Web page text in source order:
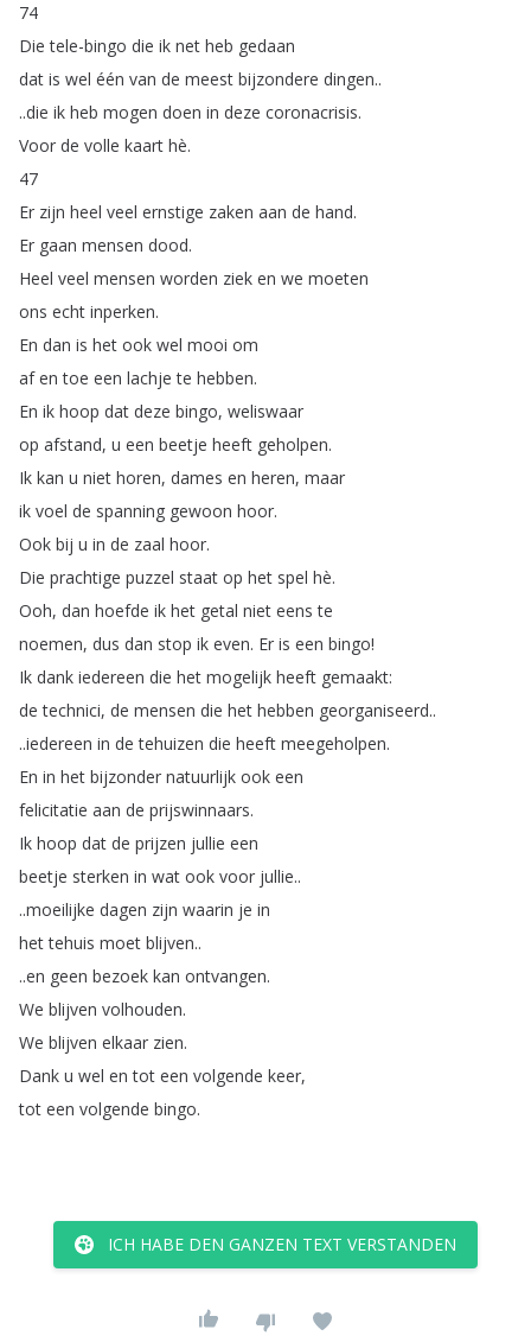
74
Die tele-bingo die ik net heb gedaan
dat is wel één van de meest bijzondere dingen..
..die ik heb mogen doen in deze coronacrisis.
Voor de volle kaart hè.
47
Er zijn heel veel ernstige zaken aan de hand.
Er gaan mensen dood.
Heel veel mensen worden ziek en we moeten
ons echt inperken.
En dan is het ook wel mooi om
af en toe een lachje te hebben.
En ik hoop dat deze bingo, weliswaar
op afstand, u een beetje heeft geholpen.
Ik kan u niet horen, dames en heren, maar
ik voel de spanning gewoon hoor.
Ook bij u in de zaal hoor.
Die prachtige puzzel staat op het spel hè.
Ooh, dan hoefde ik het getal niet eens te
noemen, dus dan stop ik even. Er is een bingo!
Ik dank iedereen die het mogelijk heeft gemaakt:
de technici, de mensen die het hebben georganiseerd..
..iedereen in de tehuizen die heeft meegeholpen.
En in het bijzonder natuurlijk ook een
felicitatie aan de prijswinnaars.
Ik hoop dat de prijzen jullie een
beetje sterken in wat ook voor jullie..
..moeilijke dagen zijn waarin je in
het tehuis moet blijven..
..en geen bezoek kan ontvangen.
We blijven volhouden.
We blijven elkaar zien.
Dank u wel en tot een volgende keer,
tot een volgende bingo.
ICH HABE DEN GANZEN TEXT VERSTANDEN